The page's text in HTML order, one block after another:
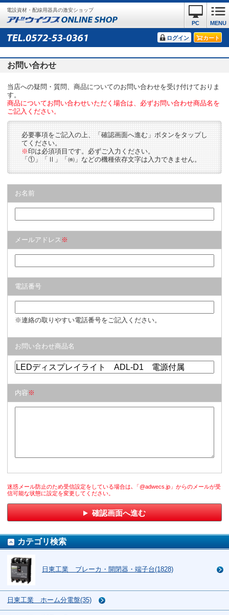
電設資材・配線用器具の激安ショップ
MENU
PC
ログイン カート
お問い合わせ
当店への疑問・質問、商品についてのお問い合わせを受け付けておりま
す。
商品についてお問い合わせいただく場合は、必ずお問い合わせ商品名を
ご記入ください。
必要事項をご記入の上、「確認画面へ進む」ボタンをタップし
てください。
※ 印は必須項目です。必ずご入力ください。
「①」「Ⅱ」「㈱」などの機種依存文字は入力できません。
お名前
メールアドレス ※
電話番号
※連絡の取りやすい電話番号をご記入ください。
お問い合わせ商品名
内容 ※
迷惑メール防止のため受信設定をしている場合は､「@adwecs.jp」からのメールが受
信可能な状態に設定を変更してください。
確認画面へ進む
カテゴリ検索
日東工業 ブレーカ・開閉器・端子台(1828)
日東工業 ホーム分電盤(35)